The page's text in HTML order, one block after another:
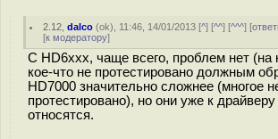
2.12 ,dalco (ok), 11:46, 14/01/2013 [^] [^^] [^^^] [
[к модератору]
С HD6xxx, чаще всего, проблем нет (на
кое-что не протестировано должным
HD7000 значительно сложнее (многое
протестировано), но они уже к
относятся.